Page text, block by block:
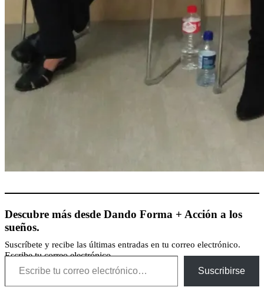
Descubre más desde Dando Forma + Acción a los
sueños.
Suscríbete y recibe las últimas entradas en tu correo electrónico.
Escribe tu correo electrónico…
Suscribirse